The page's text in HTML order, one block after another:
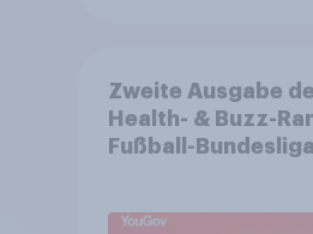
Zweite Ausgabe
Health- & Buzz-
Fußball-